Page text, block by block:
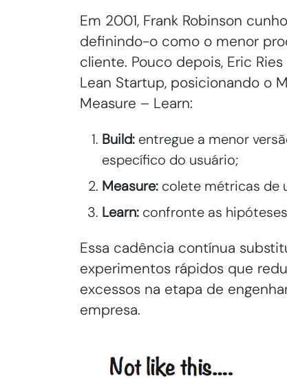
Em 2001, Frank Robinson
definindo-o como o menor
cliente. Pouco depois, Eric
Lean Startup, posicionando o
Measure – Learn:
Build: entregue a menor
específico do usuário;
Measure: colete métricas de
Learn: confronte as
Essa cadência contínua
experimentos rápidos que
excessos na etapa de
empresa.